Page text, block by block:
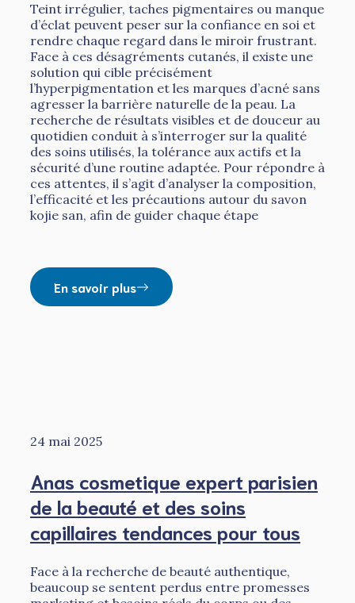
Teint irrégulier, taches pigmentaires ou manque
d’éclat peuvent peser sur la confiance en soi et
rendre chaque regard dans le miroir frustrant.
Face à ces désagréments cutanés, il existe une
solution qui cible précisément
l’hyperpigmentation et les marques d’acné sans
agresser la barrière naturelle de la peau. La
recherche de résultats visibles et de douceur au
quotidien conduit à s’interroger sur la qualité
des soins utilisés, la tolérance aux actifs et la
sécurité d’une routine adaptée. Pour répondre à
ces attentes, il s’agit d’analyser la composition,
l’efficacité et les précautions autour du savon
kojie san, afin de guider chaque étape
En savoir plus
24 mai 2025
Anas cosmetique expert parisien
de la beauté et des soins
capillaires tendances pour tous
Face à la recherche de beauté authentique,
beaucoup se sentent perdus entre promesses